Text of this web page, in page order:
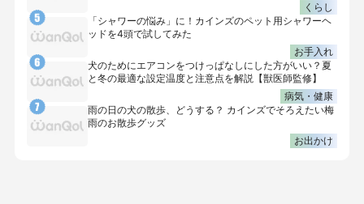
くらし
「シャワーの悩み」に！カインズのペット用シャワーヘ
ッドを4頭で試してみた
お手入れ
犬のためにエアコンをつけっぱなしにした方がいい？夏
と冬の最適な設定温度と注意点を解説【獣医師監修】
病気・健康
雨の日の犬の散歩、どうする？ カインズでそろえたい梅
雨のお散歩グッズ
お出かけ